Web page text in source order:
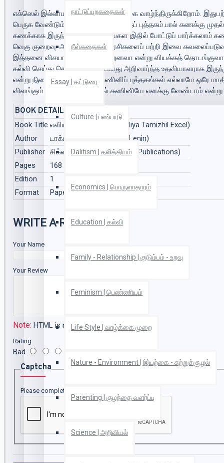
நாட்டுப்புறகதைகள்
நீள்கதைகள்
Essay | கட்டுரை
Culture | பண்பாடு
Dalitism | தலித்தியம்
Economics | பொருளாதாரம்
Education | கல்வி
Family - Relationship | குடும்பம் - உறவு
Feminism | பெண்ணியம்
Life Style | வாழ்க்கை முறை
Nature - Environment | இயற்கை - சுற்றுச்சூழல்
Parenting | குழந்தை வளர்ப்பு
Science | அறிவியல்
எக்ஸெல் இல்லாமல் என்ன ஒரு வாழ்க்கை வாழ்ந்திருக்கிறோம்.
பெருக வேண்டும் என்பதற்காகவே இந்தப் புத்தகம்.பால் கணக்கு
கணக்காக இருந்தாலும் அதை நீங்கள் இதில் போட்டுப்
வெகு குறைவு. அதிலும் இல்லத்தரசிகளைப் பற்றி இவை
இத்தனை விசயங்கள் இருக்கின்றனவா என்று வியக்கத்
கல்வி செய்து கொடுக்கும். உங்களது அறிவார்ந்த உதவியாளராக
என்று நினைப்பவரா நீங்கள்?கணினிப் புத்தகங்கள் எல்லாமே ஒரே
விளங்கும் மொழியில். அதனால் கணினியே எனக்கு வேண்டாம்
BOOK DETAILS
Book Title எளிய தமிழில் எக்ஸெல் (Eliya Tamizhil Excel)
Author
டாக்டர் ம.லெனின் (Dr.Ma.Lenin)
Publisher சிக்ஸ்த்சென்ஸ் (Sixthsense Publications)
Pages
168
Edition
1
Format
Paper Back
WRITE A REVIEW
Your Name
Your Review
Note: HTML is not translated!
Rating
Bad
Captcha
Please complete the captcha validation below